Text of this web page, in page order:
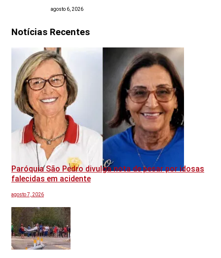
agosto 6, 2026
Notícias Recentes
Paróquia São Pedro divulga nota de pesar por idosas
falecidas em acidente
agosto 7, 2026